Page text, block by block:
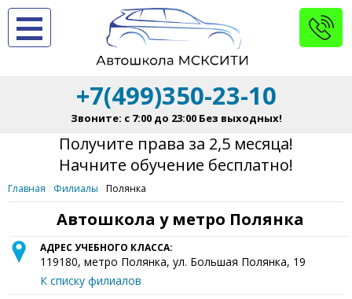
+7(499)350-23-10
Звоните: с 7:00 до 23:00 Без выходных!
Получите права за 2,5 месяца!
Начните обучение бесплатно!
Главная Филиалы Полянка
Автошкола у метро Полянка
АДРЕС УЧЕБНОГО КЛАССА:
119180, метро Полянка, ул. Большая Полянка, 19
К списку филиалов